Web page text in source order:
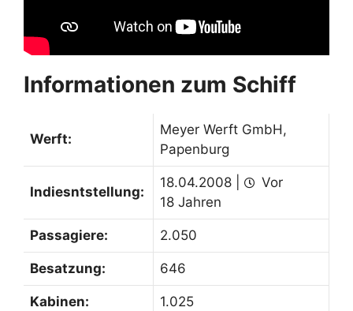
Informationen zum Schiff
Werft:
Meyer Werft GmbH,
Papenburg
Indiesntstellung:
18.04.2008 |
Vor
18 Jahren
Passagiere: 2.050
Besatzung: 646
Kabinen: 1.025